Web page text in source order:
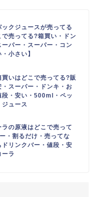
ックジュースが売ってる
で売ってる?箱買い・ドン
ーパー・スーパー・コン
小さい】
買いはどこで売ってる?販
・スーパー・ドンキ・お
段・安い・500ml・ペッ
ジュース
ラの原液はどこで売って
・割るだけ・売ってな
ドリンクバー・値段・安
ーラ